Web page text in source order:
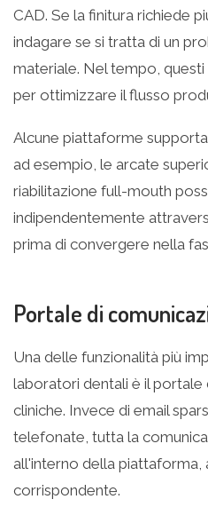
CAD. Se la finitura richiede
indagare se si tratta di un
materiale. Nel tempo,
per ottimizzare il flusso
Alcune piattaforme
ad esempio, le arcate
riabilitazione full-mouth
indipendentemente
prima di convergere nella
Portale di
Una delle funzionalità più
laboratori dentali è il portale
cliniche. Invece di email
telefonate, tutta la
all'interno della piattaforma,
corrispondente.